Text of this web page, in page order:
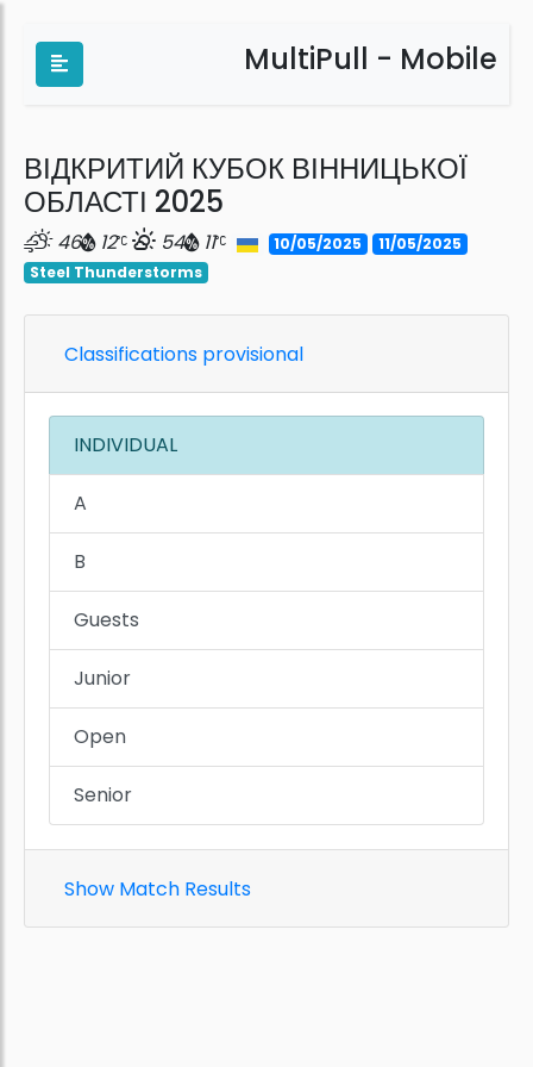
MultiPull - Mobile
ВІДКРИТИЙ КУБОК ВІННИЦЬКОЇ
ОБЛАСТІ 2025
46 12 54 11 10/05/2025
11/05/2025
Steel Thunderstorms
Classifications provisional
INDIVIDUAL
A
B
Guests
Junior
Open
Senior
Show Match Results